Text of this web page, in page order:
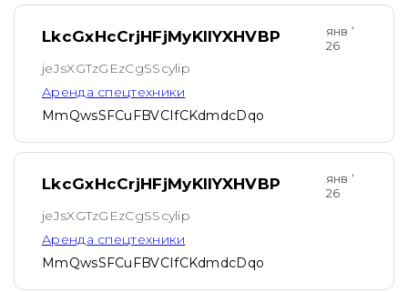
LkcGxHcCrjHFjMyKIlYXHVBP
янв ‘
26
jeJsXGTzGEzCgSScylip
Аренда спецтехники
MmQwsSFCuFBVCIfCKdmdcDqo
LkcGxHcCrjHFjMyKIlYXHVBP
янв ‘
26
jeJsXGTzGEzCgSScylip
Аренда спецтехники
MmQwsSFCuFBVCIfCKdmdcDqo